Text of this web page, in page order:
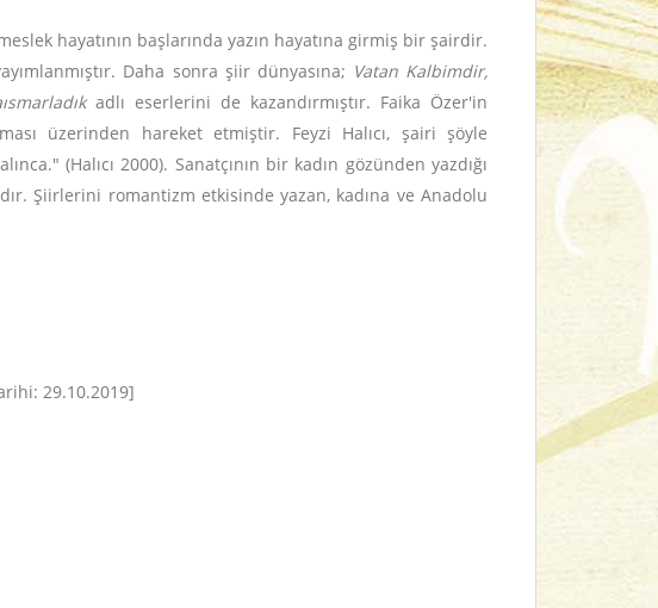
hayatının başlarında yazın hayatına girmiş bir şairdir.
Daha sonra şiir dünyasına; Vatan Kalbimdir,
adlı eserlerini de kazandırmıştır. Faika Özer'in
üzerinden hareket etmiştir. Feyzi Halıcı, şairi şöyle
(Halıcı 2000). Sanatçının bir kadın gözünden yazdığı
Şiirlerini romantizm etkisinde yazan, kadına ve Anadolu
29.10.2019]